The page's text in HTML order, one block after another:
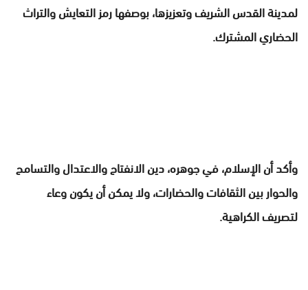
لمدينة القدس الشريف وتعزيزها، بوصفها رمز التعايش والتراث
الحضاري المشترك.
وأكد أن الإسلام، في جوهره، دين الانفتاح والاعتدال والتسامح
والحوار بين الثقافات والحضارات، ولا يمكن أن يكون وعاء
لتصريف الكراهية.